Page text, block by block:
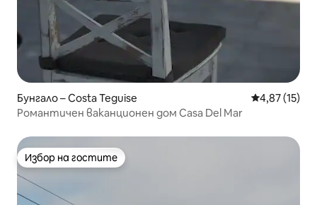
Бунгало – Costa Teguise Средна
4,87 (15)
Романтичен ваканционен дом Casa Del Mar
Избор на гостите
Избор на гостите